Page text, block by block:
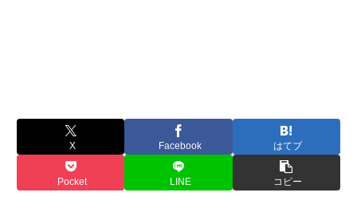
X Facebook はてブ
Pocket LINE コピー